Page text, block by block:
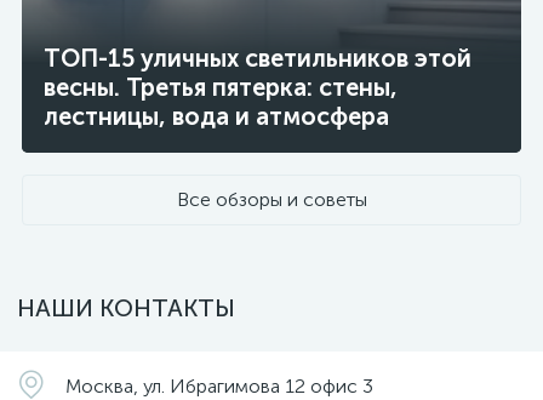
ТОП-15 уличных светильников этой
весны. Третья пятерка: стены,
лестницы, вода и атмосфера
Все обзоры и советы
НАШИ КОНТАКТЫ
Москва, ул. Ибрагимова 12 офис 3